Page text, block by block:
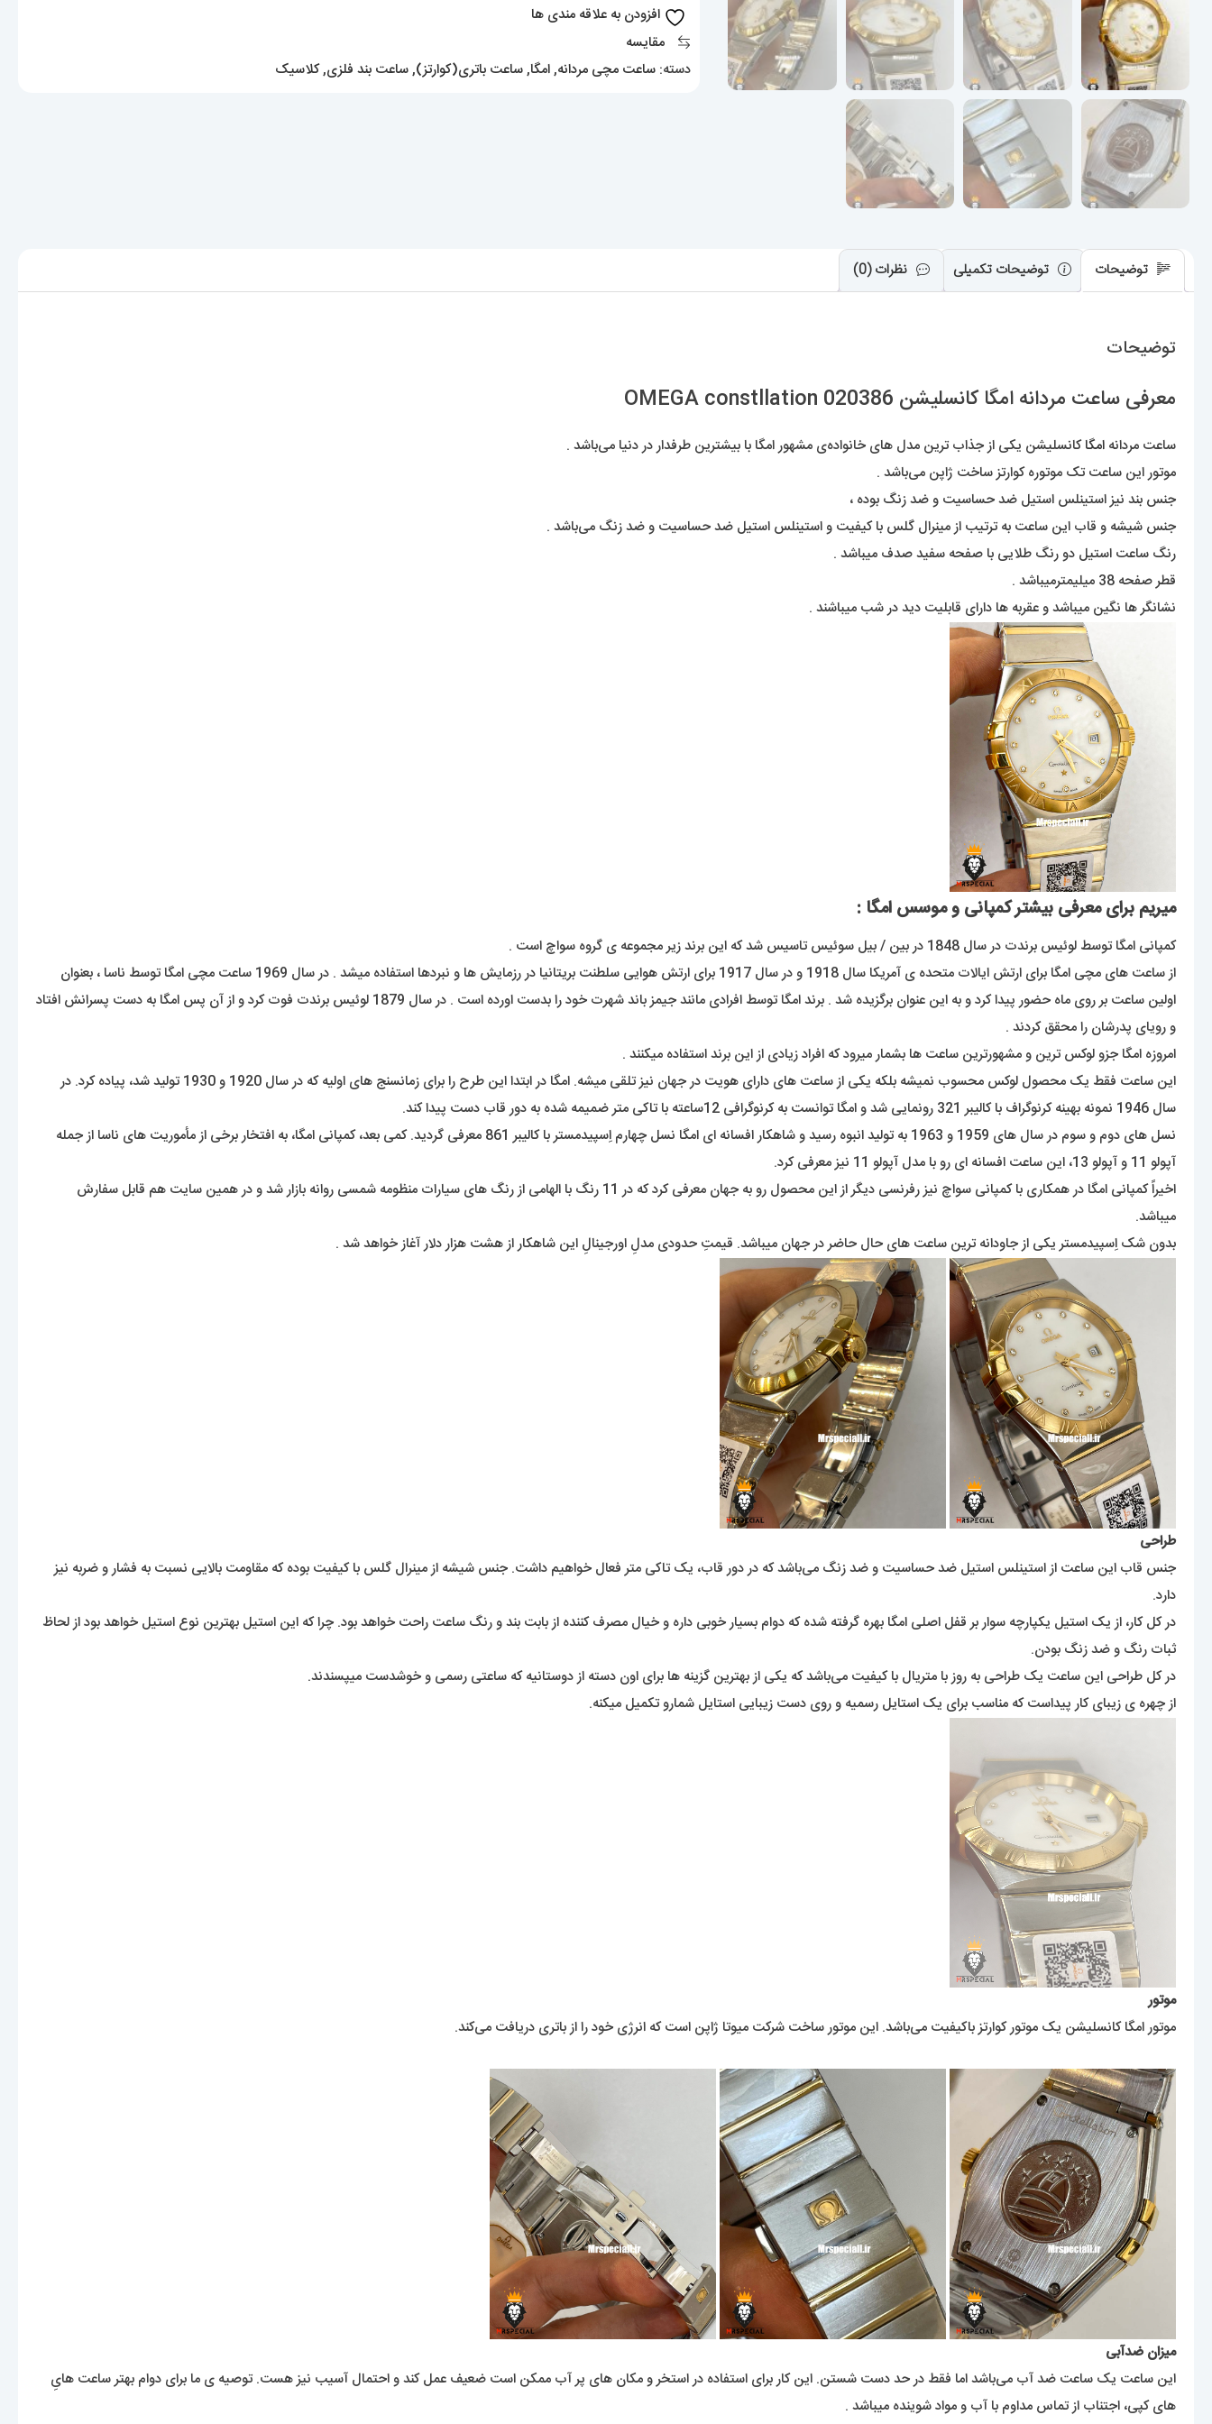
کیفیت
افزودن به علاقه مندی ها
مقایسه
دسته: ساعت مچی مردانه,امگا,ساعت باتری(کوارتز),ساعت بند فلزی,کلاسیک
توضیحات توضیحات تکمیلی نظرات (0)
توضیحات
معرفی ساعت مردانه امگا کانسلیشن OMEGA constllation 020386
ساعت مردانه امگاکانسلیشن یکی از جذاب ترین مدل های خانواده‌ی مشهور امگا با بیشترین طرفدار در دنیا می‌باشد .
موتور این ساعت تک موتوره کوارتز ساخت ژاپن می‌باشد .
جنس بند نیز استینلس استیل ضد حساسیت و ضد زنگ بوده ،
جنس شیشه و قاب این ساعت به ترتیب از مینرال گلس با کیفیت و استینلس استیل ضد حساسیت و ضد زنگ می‌باشد .
رنگ ساعت استیل دو رنگ طلایی با صفحه سفید صدف میباشد .
قطر صفحه 38 میلیمترمیباشد .
نشانگر ها نگین میباشد و عقربه ها دارای قابلیت دید در شب میباشند .
میریم برای معرفی بیشتر کمپانی و موسس امگا :
کمپانی امگا توسط لوئیس برندت در سال 1848 در بین / بیل سوئیس تاسیس شد که این برند زیر مجموعه ی گروه سواچ است .
از ساعت های مچی امگا برای ارتش ایالات متحده ی آمریکا سال 1918 و در سال 1917 برای ارتش هوایی سلطنت بریتانیا در رزمایش ها و نبردها استفاده میشد . در سال 1969 ساعت مچی امگا توسط ناسا ، بعنوان
اولین ساعت بر روی ماه حضور پیدا کرد و به این عنوان برگزیده شد . برند امگا توسط افرادی مانند جیمز باند شهرت خود را بدست اورده است . در سال 1879 لوئیس برندت فوت کرد و از آن پس امگا به دست پسرانش افتاد
و رویای پدرشان را محقق کردند .
امروزه امگا جزو لوکس ترین و مشهورترین ساعت ها بشمار میرود که افراد زیادی از این برند استفاده میکنند .
این ساعت فقط یک محصول لوکس محسوب نمیشه بلکه یکی از ساعت های دارای هویت در جهان نیز تلقی میشه. امگا در ابتدا این طرح را برای زمانسنج های اولیه که در سال 1920 و 1930 تولید شد، پیاده کرد. در
سال 1946 نمونه بهینه کرنوگراف با کالیبر 321 رونمایی شد و امگا توانست به کرنوگرافی 12ساعته با تاکی متر ضمیمه شده به دور قاب دست پیدا کند.
نسل های دوم و سوم در سال های 1959 و 1963 به تولید انبوه رسید و شاهکار افسانه ای امگا نسل چهارم اِسپیدمستر با کالیبر 861 معرفی گردید. کمی بعد، کمپانی امگا، به افتخار برخی از مأموریت های ناسا از جمله
آپولو 11 و آپولو 13، این ساعت افسانه ای رو با مدل آپولو 11 نیز معرفی کرد.
اخیراً کمپانی امگا در همکاری با کمپانی سواچ نیز رفرنسی دیگر از این محصول رو به جهان معرفی کرد که در 11 رنگ با الهامی از رنگ های سیارات منظومه شمسی روانه بازار شد و در همین سایت هم قابل سفارش
میباشد.
بدون شک اِسپیدمستر یکی از جاودانه ترین ساعت های حال حاضر در جهان میباشد. قیمتِ حدودی مدلِ اورجینالِ این شاهکار از هشت هزار دلار آغاز خواهد شد .
طراحی
جنس قاب این ساعت از استینلس استیل ضد حساسیت و ضد زنگ می‌باشد که در دور قاب، یک تاکی متر فعال خواهیم داشت. جنس شیشه از مینرال گلس با کیفیت بوده که مقاومت بالایی نسبت به فشار و ضربه نیز
دارد.
در کل کار، از یک استیل یکپارچه سوار بر قفل اصلی امگا بهره گرفته شده که دوام بسیار خوبی داره و خیال مصرف کننده از بابت بند و رنگ ساعت راحت خواهد بود. چرا که این استیل بهترین نوع استیل خواهد بود از لحاظ
ثبات رنگ و ضد زنگ بودن.
در کل طراحی این ساعت یک طراحی به روز با متریال با کیفیت می‌باشد که یکی از بهترین گزینه ها برای اون دسته از دوستانیه که ساعتی رسمی و خوشدست میپسندند.
از چهره ی زیبای کار پیداست که مناسب برای یک استایل رسمیه و روی دست زیبایی استایل شمارو تکمیل میکنه.
موتور
موتور امگا کانسلیشن یک موتور کوارتز باکیفیت می‌باشد. این موتور ساخت شرکت میوتا ژاپن است که انرژی خود را از باتری دریافت می‌کند.
میزان ضدآبی
این ساعت یک ساعت ضد آب می‌باشد اما فقط در حد دست شستن. این کار برای استفاده در استخر و مکان های پر آب ممکن است ضعیف عمل کند و احتمال آسیب نیز هست. توصیه ی ما برای دوام بهتر ساعت هایِ
های کپی، اجتناب از تماس مداوم با آب و مواد شوینده میباشد .